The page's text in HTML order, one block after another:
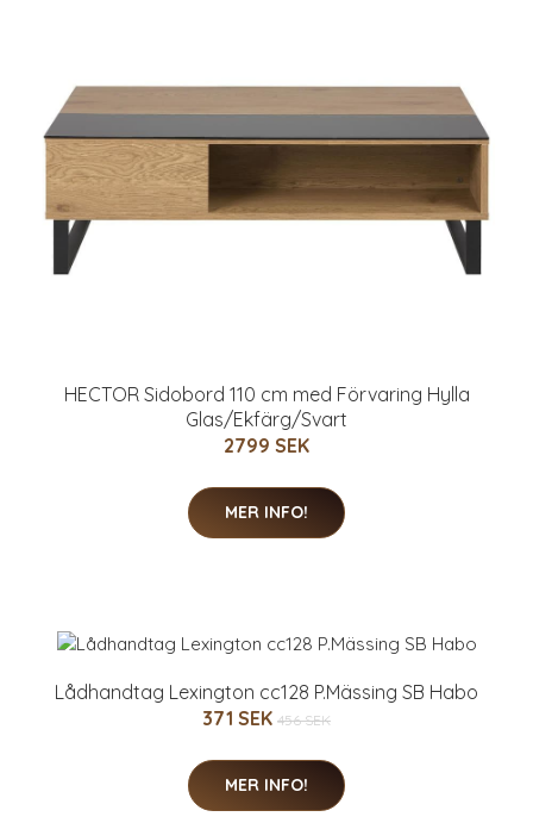
HECTOR Sidobord 110 cm med Förvaring Hylla
Glas/Ekfärg/Svart
2799 SEK
MER INFO!
Lådhandtag Lexington cc128 P.Mässing SB Habo
371 SEK 456 SEK
MER INFO!